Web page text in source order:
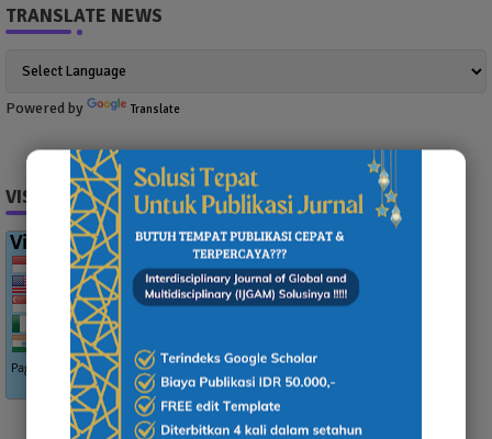
TRANSLATE NEWS
Powered by Translate
VISITOR